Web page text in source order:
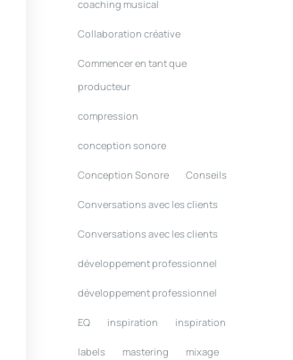
coaching musical
Collaboration créative
Commencer en tant que
producteur
compression
conception sonore
Conception Sonore Conseils
Conversations avec les clients
Conversations avec les clients
développement professionnel
développement professionnel
EQ inspiration inspiration
labels mastering mixage